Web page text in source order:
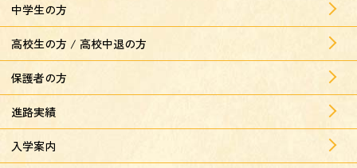
中学生の方
高校生の方 / 高校中退の方
保護者の方
進路実績
入学案内